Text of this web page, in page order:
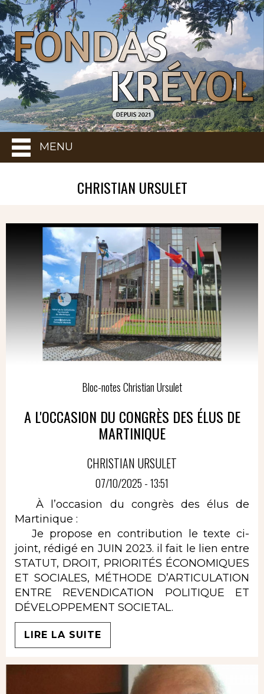
MENU
CHRISTIAN URSULET
Bloc-notes Christian Ursulet
A L'OCCASION DU CONGRÈS DES ÉLUS DE
MARTINIQUE
CHRISTIAN URSULET
07/10/2025 - 13:51
À l’occasion du congrès des élus de
Martinique :
Je propose en contribution le texte ci-
joint, rédigé en JUIN 2023. il fait le lien entre
STATUT, DROIT, PRIORITÉS ÉCONOMIQUES
ET SOCIALES, MÉTHODE D’ARTICULATION
ENTRE REVENDICATION POLITIQUE ET
DÉVELOPPEMENT SOCIETAL.
LIRE LA SUITE